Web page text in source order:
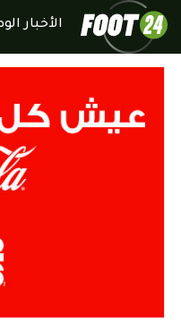
الأخبار